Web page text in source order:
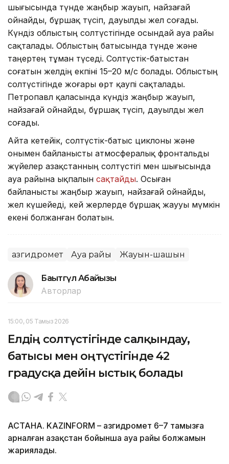
шығысында түнде жаңбыр жауып, найзағай
ойнайды, бұршақ түсіп, дауылды жел соғады.
Күндіз облыстың солтүстігінде осындай ауа райы
сақталады. Облыстың батысында түнде және
таңертең тұман түседі. Солтүстік-батыстан
соғатын желдің екпіні 15–20 м/с болады. Облыстың
солтүстігінде жоғары өрт қаупі сақталады.
Петропавл қаласында күндіз жаңбыр жауып,
найзағай ойнайды, бұршақ түсіп, дауылды жел
соғады.
Айта кетейік, солтүстік-батыс циклоны және
онымен байланысты атмосфералық фронтальды
жүйелер Қазақстанның солтүстігі мен шығысында
ауа райына ықпалын сақтайды. Осыған
байланысты жаңбыр жауып, найзағай ойнайды,
жел күшейеді, кей жерлерде бұршақ жаууы мүмкін
екені болжанған болатын.
Қазгидромет Ауа райы Жауын-шашын
Бақытгүл Абайқызы
Авторлар
15:00, 05 Тамыз 2026
Елдің солтүстігінде салқындау,
батысы мен оңтүстігінде 42
градусқа дейін ыстық болады
АСТАНА. KAZINFORM – Қазгидромет 6–7 тамызға
арналған Қазақстан бойынша ауа райы болжамын
жариялады.